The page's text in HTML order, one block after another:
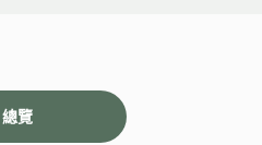
總覽